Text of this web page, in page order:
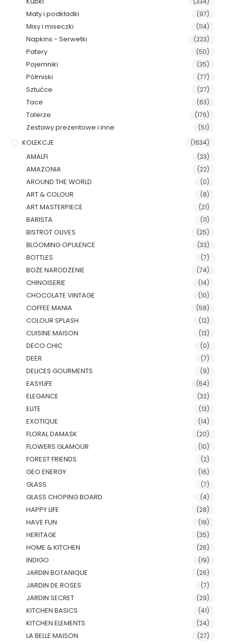
Maty i podkładki (97)
Misy i miseczki (114)
Napkins - Serwetki (223)
Patery (50)
Pojemniki (35)
Półmiski (77)
Sztućce (27)
Tace (63)
Talerze (176)
Zestawy prezentowe i inne (51)
KOLEKCJE (1634)
AMALFI (23)
AMAZONIA (22)
AROUND THE WORLD (0)
ART & COLOUR (8)
ART MASTERPIECE (21)
BARISTA (11)
BISTROT OLIVES (25)
BLOOMING OPULENCE (33)
BOTTLES (7)
BOŻE NARODZENIE (74)
CHINOISERIE (14)
CHOCOLATE VINTAGE (10)
COFFEE MANIA (58)
COLOUR SPLASH (12)
CUISINE MAISON (13)
DECO CHIC (0)
DEER (7)
DELICES GOURMENTS (9)
EASYLIFE (54)
ELEGANCE (32)
ELITE (13)
EXOTIQUE (14)
FLORAL DAMASK (20)
FLOWERS GLAMOUR (10)
FOREST FRIENDS (2)
GEO ENERGY (16)
GLASS (7)
GLASS CHOPING BOARD (4)
HAPPY LIFE (28)
HAVE FUN (19)
HERITAGE (35)
HOME & KITCHEN (26)
INDIGO (19)
JARDIN BOTANIQUE (26)
JARDIN DE ROSES (7)
JARDIN SECRET (29)
KITCHEN BASICS (41)
KITCHEN ELEMENTS (24)
LA BELLE MAISON (27)